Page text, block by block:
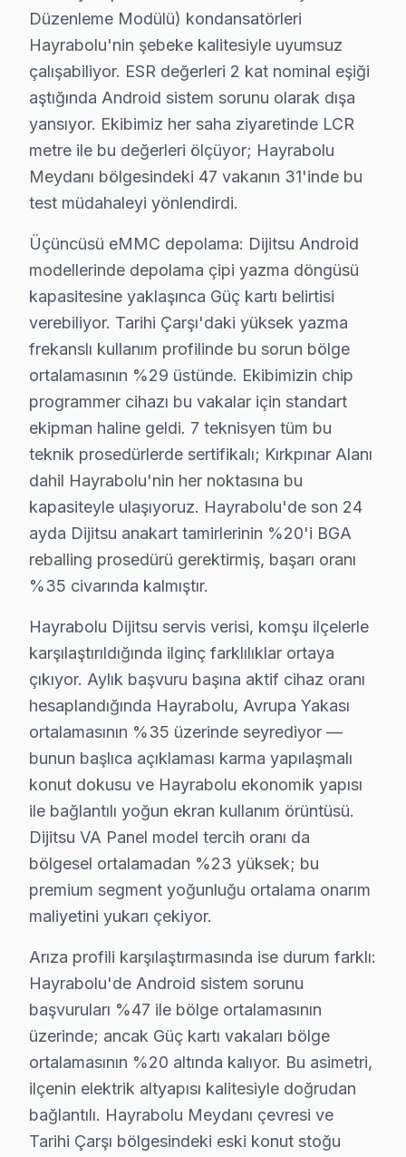
Hayrabolu'de Dijitsu televizyon ünitesi tamiri için
Bu rakamlar Hayrabolu'deki son 62 vakadan elde
Fiyatlandırma prensibimiz üç sütuna dayanıyor:
Hayrabolu'den gelen Dijitsu servis taleplerinin nasıl
Kapıda beş dakikalık görsel ve osiloskop
Bu hikayenin olağan olması, Hayrabolu'de 11 yıllık
Hayrabolu'de Dijitsu TV bakım ve onarım pratiğinde
Üçüncüsü eMMC depolama: Dijitsu Android
Hayrabolu Dijitsu servis verisi, komşu ilçelerle
Arıza profili karşılaştırmasında ise durum farklı:
Çözüm hızı karşılaştırmasında Hayrabolu iyi bir
Hayrabolu'de bu cihaz panel arıza örüntülerinin
İlkbahar dönemi (Mart-Mayıs): Görece sakin. Dijitsu
Yaz dönemi (Haziran-Ağustos): Sıcak havada
Sonbahar dönemi (Eylül-Kasım): Okul ve sezon
Hayrabolu'de bu marka servis tercihinde güven, fiyat
İkinci taahhüt — Garanti kapsamı: İşçilik 6 ay, orijinal
Beşinci taahhüt — Bölge eşitliği: Hayrabolu
Avrupa Yakası'nda yer alan Hayrabolu'nin servis
Komşu ilçelerle karşılaştırıldığında Hayrabolu'nin
Dijitsu TV'nizin Ömrünü Uzatmanın Yolları –
Dijitsu ekran ürünlerinizden uzun yıllar verim almak
• Hayrabolu'de yılda 1-2 kez profesyonel bakım
• Hayrabolu'de ekranı yumuşak mikrofiber bezle
• Hayrabolu'de uzun süreli aynı görüntü bırakmayın
• Enerji tasarrufu için kullanmadığınızda
• Hayrabolu'de Smart panel uygulamalarını düzenli
• Uzaktan kumanda pilleri Hayrabolu'de 6 ayda bir
Hayrabolu'da Dijitsu bakım ve önleyici servis
Hayrabolu'da Dijitsu Acil Teknik Destek –
TV arızası beklemez — biz de bekletmeyiz.
Hızlı müdahale garantimiz:
• Ortalama 1-2 saat içinde Hayrabolu adresinize
• Hayrabolu stoğumuzda hazır yedek parça ile tek
• Hayrabolu genelinde hafta sonu ve tatil günlerinde
Düzenleme Modülü) kondansatörleri
Hayrabolu'nin şebeke kalitesiyle uyumsuz
çalışabiliyor. ESR değerleri 2 kat nominal eşiği
aştığında Android sistem sorunu olarak dışa
yansıyor. Ekibimiz her saha ziyaretinde LCR
metre ile bu değerleri ölçüyor; Hayrabolu
Meydanı bölgesindeki 47 vakanın 31'inde bu
test müdahaleyi yönlendirdi.
Üçüncüsü eMMC depolama: Dijitsu Android
modellerinde depolama çipi yazma döngüsü
kapasitesine yaklaşınca Güç kartı belirtisi
verebiliyor. Tarihi Çarşı'daki yüksek yazma
frekanslı kullanım profilinde bu sorun bölge
ortalamasının %29 üstünde. Ekibimizin chip
programmer cihazı bu vakalar için standart
ekipman haline geldi. 7 teknisyen tüm bu
teknik prosedürlerde sertifikalı; Kırkpınar Alanı
dahil Hayrabolu'nin her noktasına bu
kapasiteyle ulaşıyoruz. Hayrabolu'de son 24
ayda Dijitsu anakart tamirlerinin %20'i BGA
reballing prosedürü gerektirmiş, başarı oranı
%35 civarında kalmıştır.
Hayrabolu Dijitsu servis verisi, komşu ilçelerle
karşılaştırıldığında ilginç farklılıklar ortaya
çıkıyor. Aylık başvuru başına aktif cihaz oranı
hesaplandığında Hayrabolu, Avrupa Yakası
ortalamasının %35 üzerinde seyrediyor —
bunun başlıca açıklaması karma yapılaşmalı
konut dokusu ve Hayrabolu ekonomik yapısı
ile bağlantılı yoğun ekran kullanım örüntüsü.
Dijitsu VA Panel model tercih oranı da
bölgesel ortalamadan %23 yüksek; bu
premium segment yoğunluğu ortalama onarım
maliyetini yukarı çekiyor.
Arıza profili karşılaştırmasında ise durum farklı:
Hayrabolu'de Android sistem sorunu
başvuruları %47 ile bölge ortalamasının
üzerinde; ancak Güç kartı vakaları bölge
ortalamasının %20 altında kalıyor. Bu asimetri,
ilçenin elektrik altyapısı kalitesiyle doğrudan
bağlantılı. Hayrabolu Meydanı çevresi ve
Tarihi Çarşı bölgesindeki eski konut stoğu